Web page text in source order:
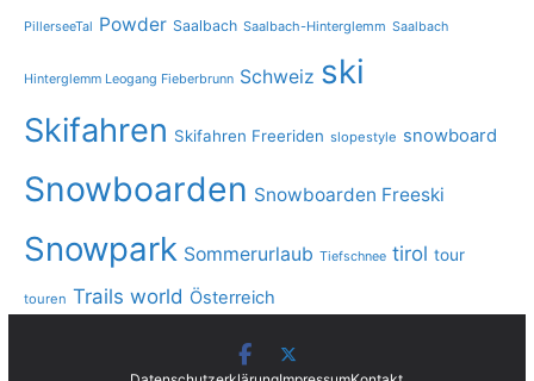
PillerseeTal Powder Saalbach Saalbach-Hinterglemm Saalbach
Hinterglemm Leogang Fieberbrunn Schweiz ski
Skifahren Skifahren Freeriden slopestyle snowboard
Snowboarden Snowboarden Freeski
Snowpark Sommerurlaub Tiefschnee tirol tour
touren Trails world Österreich